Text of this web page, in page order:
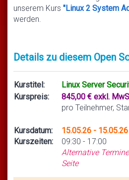
unserem Kurs "Linux 2 System
werden.
Details zu diesem Open
Kurstitel:
Linux Server
Kurspreis:
845,00 € exkl.
pro Teilnehmer,
Kursdatum:
Kurszeiten:
15.05.26 - 15.05.26
09:30 - 17:00
Alternative
Seite